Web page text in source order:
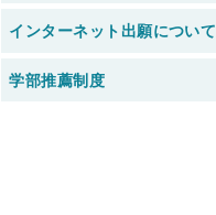
インターネット出願について
学部推薦制度